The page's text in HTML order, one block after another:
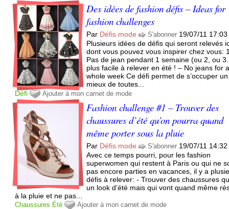
Des idées de fashion défis – Ideas for
fashion challenges
Par Défis mode S'abonner 19/07/11 17:03
Plusieurs idées de défis qui seront relevés
dont vous pouvez vous inspirer chez vous:
Pas de jean pendant 1 semaine (ou 2, ou
plus facile à relever en été ! – No jeans for
whole week Ce défi permet de s’occuper
mieux de toutes...
Défi
Ajouter à mon carnet de mode
Fashion challenge #1 – Trouver des
chaussures d’été qu’on pourra quand
même porter sous la pluie
Par Défis mode S'abonner 19/07/11 14:32
Avec ce temps pourri, pour les fashion
superwomen qui restent à Paris ou qui ne
pas encore parties en vacances, il y a
défis à relever: - Trouver des chaussures
un look d’été mais qui vont quand même
à la pluie et ne pas...
Chaussures Été Ajouter à mon carnet de mode